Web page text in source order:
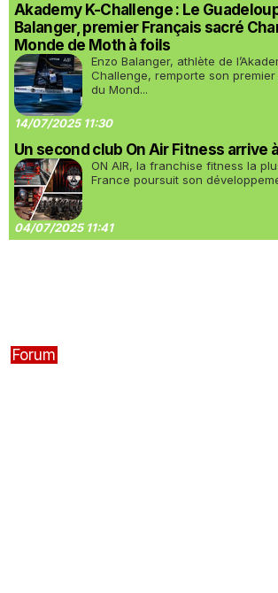
Akademy K-Challenge : Le
Balanger, premier Français sacré
Monde de Moth à foils
Enzo Balanger, athlète de
Challenge, remporte son
du Mond...
14/07/2025 11:30
Un second club On Air Fitness arrive
ON AIR, la franchise fitness la
France poursuit son
04/07/2025 11:41
Forum